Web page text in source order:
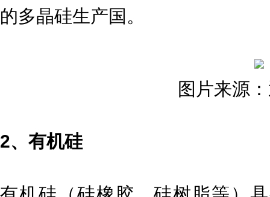
的多晶硅生产国。
图片来源
2、有机硅